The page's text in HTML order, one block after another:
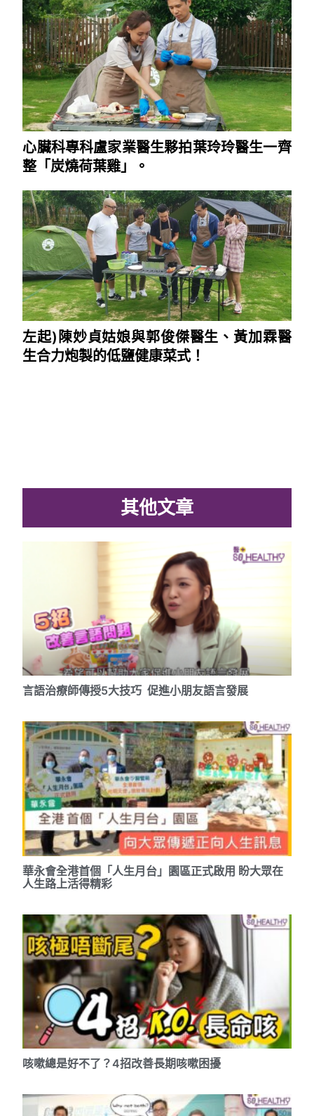
心臟科專科盧家業醫生夥拍葉玲玲醫生一齊
整「炭燒荷葉雞」。
左起)陳妙貞姑娘與郭俊傑醫生、黃加霖醫
生合力炮製的低鹽健康菜式！
其他文章
言語治療師傳授5大技巧 促進小朋友語言發展
華永會全港首個「人生月台」園區正式啟用 盼大眾在
人生路上活得精彩
咳嗽總是好不了？4招改善長期咳嗽困擾